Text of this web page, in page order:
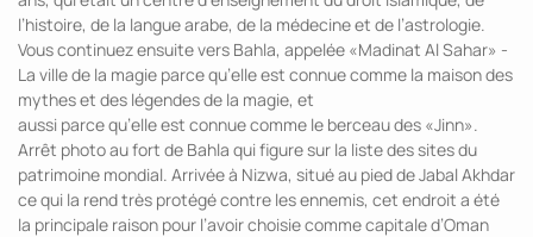
l’histoire, de la langue arabe, de la médecine et de l’astrologie.
Vous continuez ensuite vers Bahla, appelée «Madinat Al Sahar» -
La ville de la magie parce qu’elle est connue comme la maison des
mythes et des légendes de la magie, et
aussi parce qu’elle est connue comme le berceau des «Jinn».
Arrêt photo au fort de Bahla qui figure sur la liste des sites du
patrimoine mondial. Arrivée à Nizwa, situé au pied de Jabal Akhdar
ce qui la rend très protégé contre les ennemis, cet endroit a été
la principale raison pour l’avoir choisie comme capitale d’Oman